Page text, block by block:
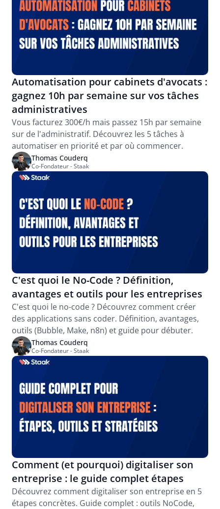
Automatisation pour cabinets d'avocats :
gagnez 10h par semaine sur vos tâches
administratives
Vous facturez 300€/h mais passez 15h par semaine
sur de l'administratif. Découvrez les 5 tâches à
automatiser en priorité et par où commencer.
Thomas Couderq
Co-Fondateur - Staak
C'est quoi le No-Code ? Définition,
avantages et outils pour les entreprises
C'est quoi le no-code ? Découvrez comment créer
des applications sans coder. Définition, avantages,
outils (Bubble, Make, n8n) et guide pour débuter.
Thomas Couderq
Co-Fondateur - Staak
Comment (et pourquoi) digitaliser son
entreprise : le guide complet étapes
Découvrez comment digitaliser son entreprise en 5
étapes concrètes. Guide complet : outils NoCode,